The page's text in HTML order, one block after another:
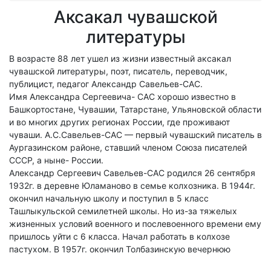
Аксакал чувашской
литературы
В возрасте 88 лет ушел из жизни известный аксакал
чувашской литературы, поэт, писатель, переводчик,
публицист, педагог Александр Савельев-САС.
Имя Александра Сергеевича- САС хорошо известно в
Башкортостане, Чувашии, Татарстане, Ульяновской области
и во многих других регионах России, где проживают
чуваши. А.С.Савельев-САС — первый чувашский писатель в
Аургазинском районе, ставший членом Союза писателей
СССР, а ныне- России.
Александр Сергеевич Савельев-САС родился 26 сентября
1932г. в деревне Юламаново в семье колхозника. В 1944г.
окончил начальную школу и поступил в 5 класс
Ташлыкульской семилетней школы. Но из-за тяжелых
жизненных условий военного и послевоенного времени ему
пришлось уйти с 6 класса. Начал работать в колхозе
пастухом. В 1957г. окончил Толбазинскую вечернюю